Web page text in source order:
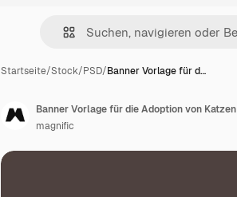
Startseite/Stock/PSD/Banner Vorlage für d…
Banner Vorlage für die Adoption von Katzen
magnific